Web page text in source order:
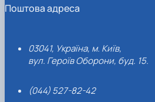
Поштова адреса
03041, Україна, м. Київ,
вул. Героїв Оборони, буд. 15.
(044) 527-82-42